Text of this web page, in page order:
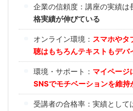
企業の信頼度：講座の実績は
格実績が伸びている
オンライン環境： スマホやタ
聴はもちろんテキストもデバ
環境・サポート： マイページ
SNSでモチベーションを維持
受講者の合格率：実績として